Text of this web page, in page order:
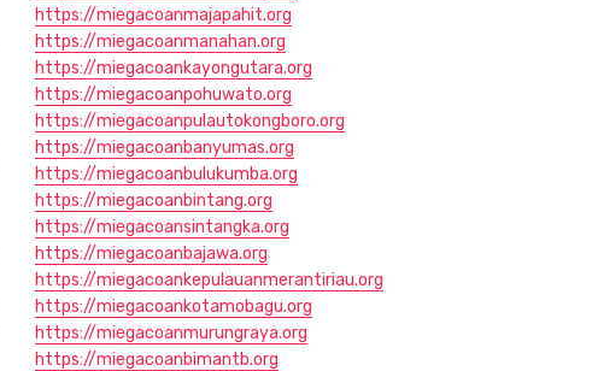
https://miegacoanmajapahit.org
https://miegacoanmanahan.org
https://miegacoankayongutara.org
https://miegacoanpohuwato.org
https://miegacoanpulautokongboro.org
https://miegacoanbanyumas.org
https://miegacoanbulukumba.org
https://miegacoanbintang.org
https://miegacoansintangka.org
https://miegacoanbajawa.org
https://miegacoankepulauanmerantiriau.org
https://miegacoankotamobagu.org
https://miegacoanmurungraya.org
https://miegacoanbimantb.org